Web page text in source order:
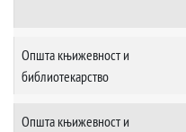
Општа књижевност и
библиотекарство
Општа књижевност и